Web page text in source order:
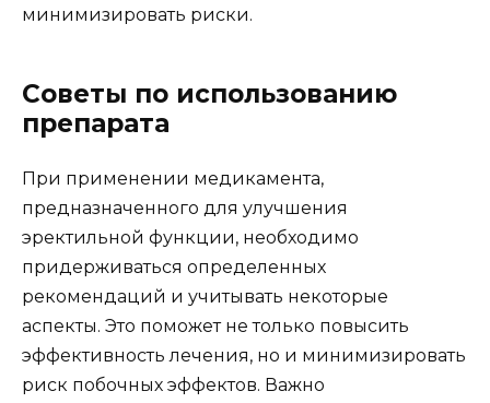
минимизировать риски.
Советы по использованию
препарата
При применении медикамента,
предназначенного для улучшения
эректильной функции, необходимо
придерживаться определенных
рекомендаций и учитывать некоторые
аспекты. Это поможет не только повысить
эффективность лечения, но и минимизировать
риск побочных эффектов. Важно